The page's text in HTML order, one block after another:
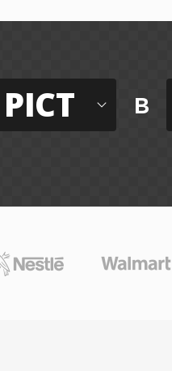
PICT в